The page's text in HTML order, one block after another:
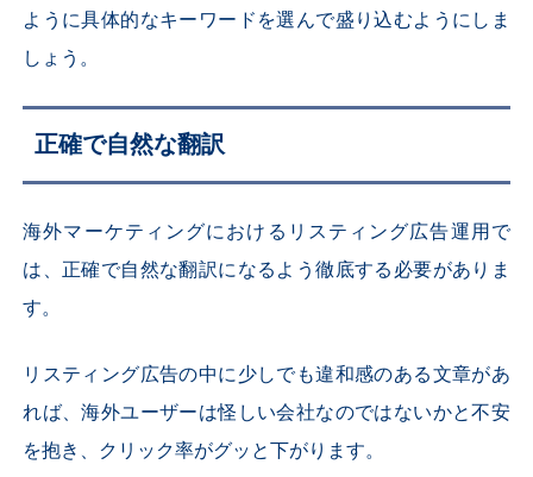
ように具体的なキーワードを選んで盛り込むようにしま
しょう。
正確で自然な翻訳
海外マーケティングにおけるリスティング広告運用で
は、正確で自然な翻訳になるよう徹底する必要がありま
す。
リスティング広告の中に少しでも違和感のある文章があ
れば、海外ユーザーは怪しい会社なのではないかと不安
を抱き、クリック率がグッと下がります。